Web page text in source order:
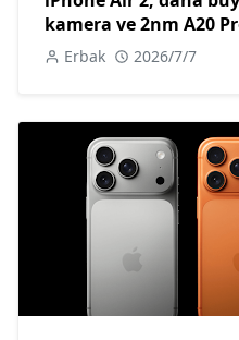
kamera ve 2nm A20
Erbak 2026/7/7